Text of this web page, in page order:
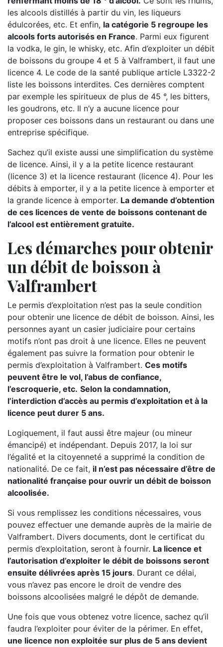
les alcools distillés à partir du vin, les liqueurs
édulcorées, etc. Et enfin, la catégorie 5 regroupe les
alcools forts autorisés en France. Parmi eux figurent
la vodka, le gin, le whisky, etc. Afin d’exploiter un débit
de boissons du groupe 4 et 5 à Valframbert, il faut une
licence 4. Le code de la santé publique article L3322-2
liste les boissons interdites. Ces dernières comptent
par exemple les spiritueux de plus de 45 °, les bitters,
les goudrons, etc. Il n’y a aucune licence pour
proposer ces boissons dans un restaurant ou dans une
entreprise spécifique.
Sachez qu’il existe aussi une simplification du système
de licence. Ainsi, il y a la petite licence restaurant
(licence 3) et la licence restaurant (licence 4). Pour les
débits à emporter, il y a la petite licence à emporter et
la grande licence à emporter. La demande d’obtention
de ces licences de vente de boissons contenant de
l’alcool est entièrement gratuite.
Les démarches pour obtenir
un débit de boisson à
Valframbert
Le permis d’exploitation n’est pas la seule condition
pour obtenir une licence de débit de boisson. Ainsi, les
personnes ayant un casier judiciaire pour certains
motifs n’ont pas droit à une licence. Elles ne peuvent
également pas suivre la formation pour obtenir le
permis d’exploitation à Valframbert. Ces motifs
peuvent être le vol, l’abus de confiance,
l’escroquerie, etc. Selon la condamnation,
l’interdiction d’accès au permis d’exploitation et à la
licence peut durer 5 ans.
Logiquement, il faut aussi être majeur (ou mineur
émancipé) et indépendant. Depuis 2017, la loi sur
l’égalité et la citoyenneté a supprimé la condition de
nationalité. De ce fait, il n’est pas nécessaire d’être de
nationalité française pour ouvrir un débit de boisson
alcoolisée.
Si vous remplissez les conditions nécessaires, vous
pouvez effectuer une demande auprès de la mairie de
Valframbert. Divers documents, dont le certificat du
permis d’exploitation, seront à fournir. La licence et
l’autorisation d’exploiter le débit de boissons seront
ensuite délivrées après 15 jours. Durant ce délai,
vous n’avez pas encore le droit de vendre des
boissons alcoolisées malgré le dépôt de demande.
Une fois que vous obtenez votre licence, sachez qu’il
faudra l’exploiter pour éviter de la périmer. En effet,
une licence non exploitée sur plus de 5 ans devient